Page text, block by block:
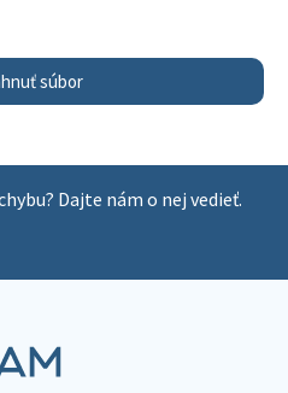
súbor
Dajte nám o nej vedieť.